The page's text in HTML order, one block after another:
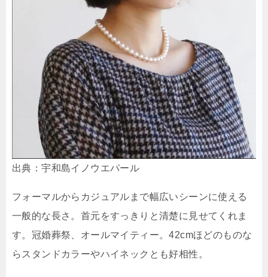
出典：宇和島イノウエパール
フォーマルからカジュアルまで幅広いシーンに使える
一般的な長さ。首元をすっきりと清楚に見せてくれま
す。冠婚葬祭、オールマイティー。42cmほどのものな
らスタンドカラーやハイネックとも好相性。